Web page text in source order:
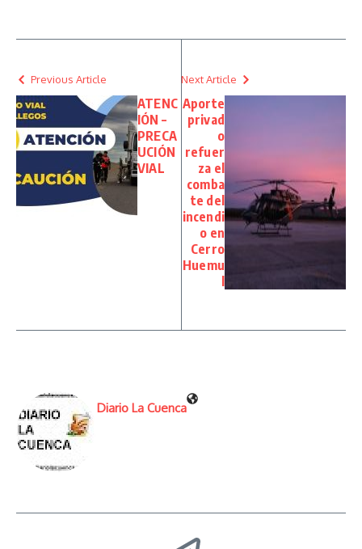
Previous Article
ATENC
IÓN –
PRECA
UCIÓN
VIAL
Next Article
Aporte
privad
o
refuer
za el
comba
te del
incendi
o en
Cerro
Huemu
l
Diario La Cuenca